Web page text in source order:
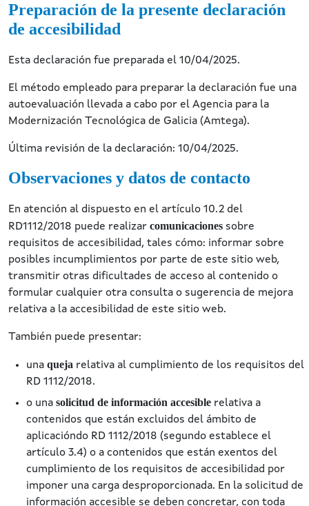
Preparación de la presente declaración
de accesibilidad
Esta declaración fue preparada el 10/04/2025.
El método empleado para preparar la declaración fue una
autoevaluación llevada a cabo por el Agencia para la
Modernización Tecnológica de Galicia (Amtega).
Última revisión de la declaración: 10/04/2025.
Observaciones y datos de contacto
En atención al dispuesto en el artículo 10.2 del
RD1112/2018 puede realizar comunicaciones sobre
requisitos de accesibilidad, tales cómo: informar sobre
posibles incumplimientos por parte de este sitio web,
transmitir otras dificultades de acceso al contenido o
formular cualquier otra consulta o sugerencia de mejora
relativa a la accesibilidad de este sitio web.
También puede presentar:
una queja relativa al cumplimiento de los requisitos del
RD 1112/2018.
o una solicitud de información accesible relativa a
contenidos que están excluidos del ámbito de
aplicacióndo RD 1112/2018 (segundo establece el
artículo 3.4) o a contenidos que están exentos del
cumplimiento de los requisitos de accesibilidad por
imponer una carga desproporcionada. En la solicitud de
información accesible se deben concretar, con toda